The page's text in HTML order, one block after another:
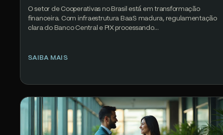
O setor de Cooperativas no Brasil está em transformação
financeira. Com infraestrutura BaaS madura, regulamentação
clara do Banco Central e PIX processando…
SAIBA MAIS